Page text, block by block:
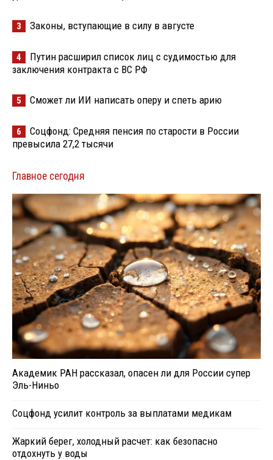
3 Законы, вступающие в силу в августе
4
Путин расширил список лиц с судимостью для
заключения контракта с ВС РФ
5 Сможет ли ИИ написать оперу и спеть арию
6
Соцфонд: Средняя пенсия по старости в России
превысила 27,2 тысячи
Главное сегодня
Академик РАН рассказал, опасен ли для России супер
Эль-Ниньо
Соцфонд усилит контроль за выплатами медикам
Жаркий берег, холодный расчет: как безопасно
отдохнуть у воды